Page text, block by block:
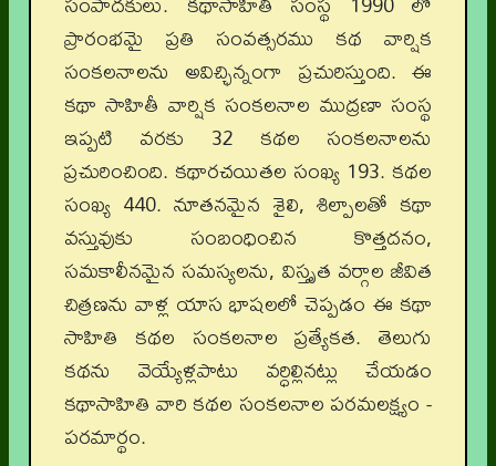
ప్రారంభమై ప్రతి సంవత్సరము కథ వార్షిక
సంకలనాలను అవిచ్ఛిన్నంగా ప్రచురిస్తుంది. ఈ
కథా సాహితీ వార్షిక సంకలనాల ముద్రణా సంస్థ
ఇప్పటి వరకు 32 కథల సంకలనాలను
ప్రచురించింది. కథారచయితల సంఖ్య 193. కథల
సంఖ్య 440. నూతనమైన శైలి, శిల్పాలతో కథా
వస్తువుకు సంబంధించిన కొత్తదనం,
సమకాలీనమైన సమస్యలను, విస్తృత వర్గాల జీవిత
చిత్రణను వాళ్ల యాస భాషలలో చెప్పడం ఈ కథా
సాహితి కథల సంకలనాల ప్రత్యేకత. తెలుగు
కథను వెయ్యేళ్లపాటు వర్ధిల్లినట్లు చేయడం
కథాసాహితి వారి కథల సంకలనాల పరమలక్ష్యం -
పరమార్థం.